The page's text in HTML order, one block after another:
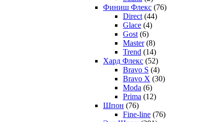
Финиш Флекс (76)
Direct (44)
Glace (4)
Gost (6)
Master (8)
Trend (14)
Хард Флекс (52)
Bravo S (4)
Bravo X (30)
Moda (6)
Prima (12)
Шпон (76)
Fine-line (76)